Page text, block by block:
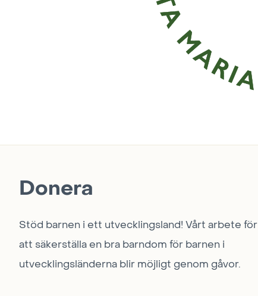
Donera
Stöd barnen i ett utvecklingsland! Vårt arbete för
att säkerställa en bra barndom för barnen i
utvecklingsländerna blir möjligt genom gåvor.